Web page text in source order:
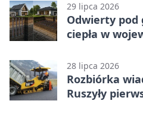
29 lipca 2026
Odwierty
ciepła w
28 lipca 2026
Rozbiórka
Ruszyły